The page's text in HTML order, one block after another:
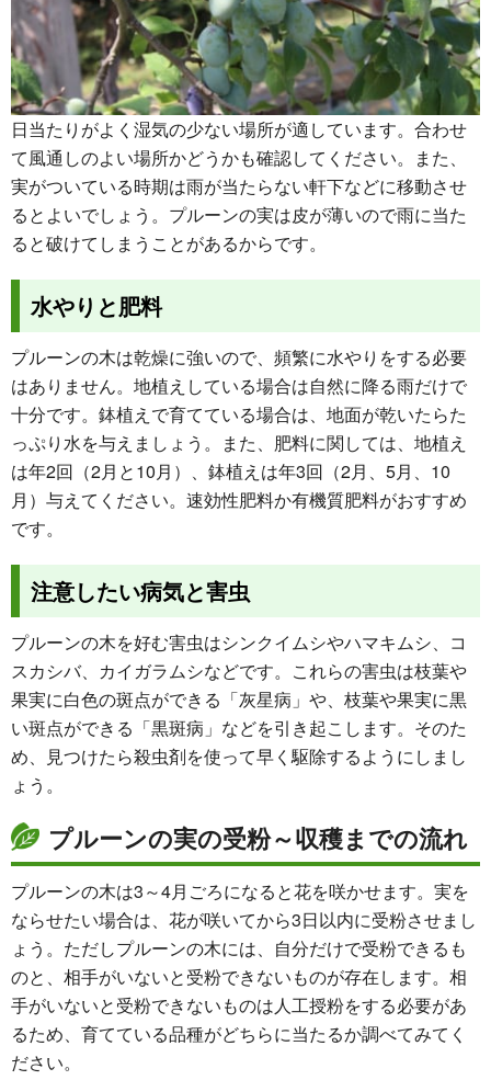
日当たりがよく湿気の少ない場所が適しています。合わせ
て風通しのよい場所かどうかも確認してください。また、
実がついている時期は雨が当たらない軒下などに移動させ
るとよいでしょう。プルーンの実は皮が薄いので雨に当た
ると破けてしまうことがあるからです。
水やりと肥料
プルーンの木は乾燥に強いので、頻繁に水やりをする必要
はありません。地植えしている場合は自然に降る雨だけで
十分です。鉢植えで育てている場合は、地面が乾いたらた
っぷり水を与えましょう。また、肥料に関しては、地植え
は年2回（2月と10月）、鉢植えは年3回（2月、5月、10
月）与えてください。速効性肥料か有機質肥料がおすすめ
です。
注意したい病気と害虫
プルーンの木を好む害虫はシンクイムシやハマキムシ、コ
スカシバ、カイガラムシなどです。これらの害虫は枝葉や
果実に白色の斑点ができる「灰星病」や、枝葉や果実に黒
い斑点ができる「黒斑病」などを引き起こします。そのた
め、見つけたら殺虫剤を使って早く駆除するようにしまし
ょう。
プルーンの実の受粉～収穫までの流れ
プルーンの木は3～4月ごろになると花を咲かせます。実を
ならせたい場合は、花が咲いてから3日以内に受粉させまし
ょう。ただしプルーンの木には、自分だけで受粉できるも
のと、相手がいないと受粉できないものが存在します。相
手がいないと受粉できないものは人工授粉をする必要があ
るため、育てている品種がどちらに当たるか調べてみてく
ださい。